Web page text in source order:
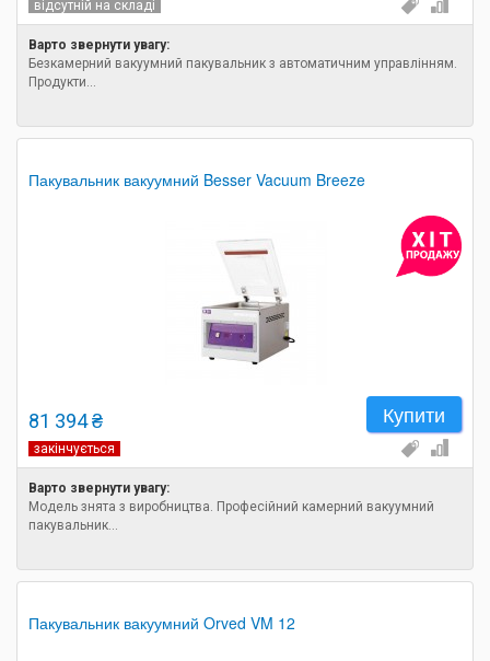
відсутній на складі
Варто звернути увагу:
Безкамерний вакуумний пакувальник з автоматичним управлінням.
Продукти...
Пакувальник вакуумний Besser Vacuum Breeze
81 394 ₴ Купити
закінчується
Варто звернути увагу:
Модель знята з виробництва. Професійний камерний вакуумний
пакувальник...
Пакувальник вакуумний Orved VM 12